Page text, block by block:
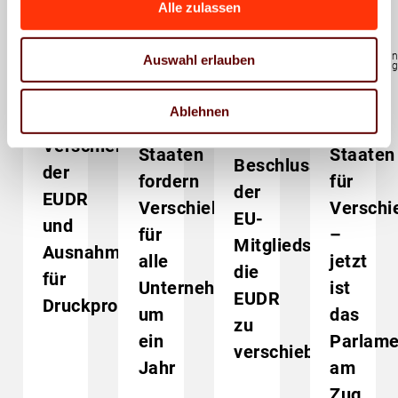
Alle zulassen
Auswahl erlauben
Ablehnen
Presse
EUDR
Parlament
Verschiebung
der
EUDR
und
Ausnahme
für
Druckprodukte
Umwelt und
Nachhaltigkeit
EUDR:
EU-
Staaten
fordern
Verschiebung
für
alle
Unternehmen
um
ein
Jahr
Presse
Umwelt und
EUDR
BVDM
den
Beschluss
der
EU-
Mitgliedstaaten
die
EUDR
zu
verschieben
Umwelt
EU-
Staaten
für
–
jetzt
ist
das
am